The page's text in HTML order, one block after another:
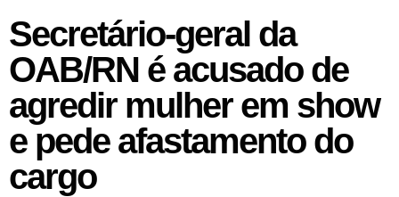
Secretário-geral da
OAB/RN é acusado de
agredir mulher em show
e pede afastamento do
cargo